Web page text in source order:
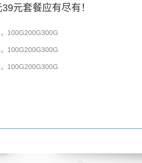
元套餐应有尽有！
100G200G300G
100G200G300G
100G200G300G